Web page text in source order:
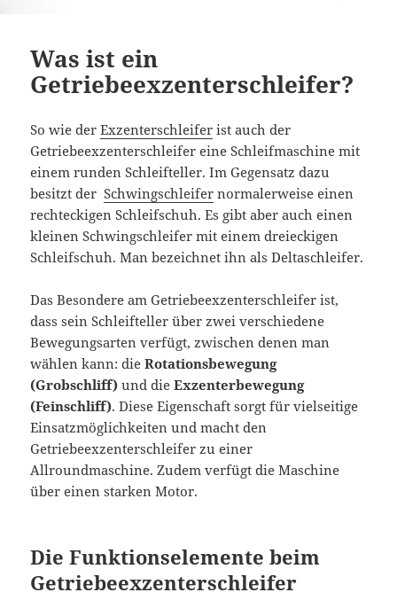
Was ist ein
Getriebeexzenterschleifer?
So wie derExzenterschleifer ist auch der
Getriebeexzenterschleifer eine Schleifmaschine mit
einem runden Schleifteller. Im Gegensatz dazu
besitzt derSchwingschleifer normalerweise einen
rechteckigen Schleifschuh. Es gibt aber auch einen
kleinen Schwingschleifer mit einem dreieckigen
Schleifschuh. Man bezeichnet ihn als Deltaschleifer.
Das Besondere am Getriebeexzenterschleifer ist,
dass sein Schleifteller über zwei verschiedene
Bewegungsarten verfügt, zwischen denen man
wählen kann: dieRotationsbewegung
(Grobschliff) und dieExzenterbewegung
(Feinschliff). Diese Eigenschaft sorgt für vielseitige
Einsatzmöglichkeiten und macht den
Getriebeexzenterschleifer zu einer
Allroundmaschine. Zudem verfügt die Maschine
über einen starken Motor.
Die Funktionselemente beim
Getriebeexzenterschleifer